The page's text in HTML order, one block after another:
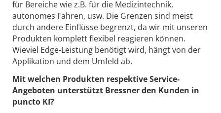
für Bereiche wie z.B. für die Medizintechnik,
autonomes Fahren, usw. Die Grenzen sind meist
durch andere Einflüsse begrenzt, da wir mit unseren
Produkten komplett flexibel reagieren können.
Wieviel Edge-Leistung benötigt wird, hängt von der
Applikation und dem Umfeld ab.
Mit welchen Produkten respektive Service-
Angeboten unterstützt Bressner den Kunden in
puncto KI?